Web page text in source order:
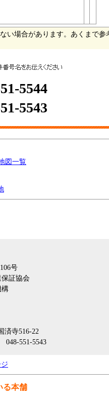
場合があります。あくまで参
5544
5543
図一覧
号
証協会
構
済寺516-22
048-551-5543
る本舗